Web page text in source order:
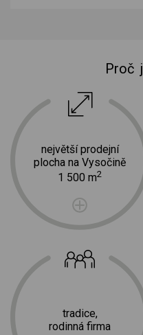
Proč
největší prodejní
plocha na Vysočině
1 500 m2
tradice,
rodinná firma